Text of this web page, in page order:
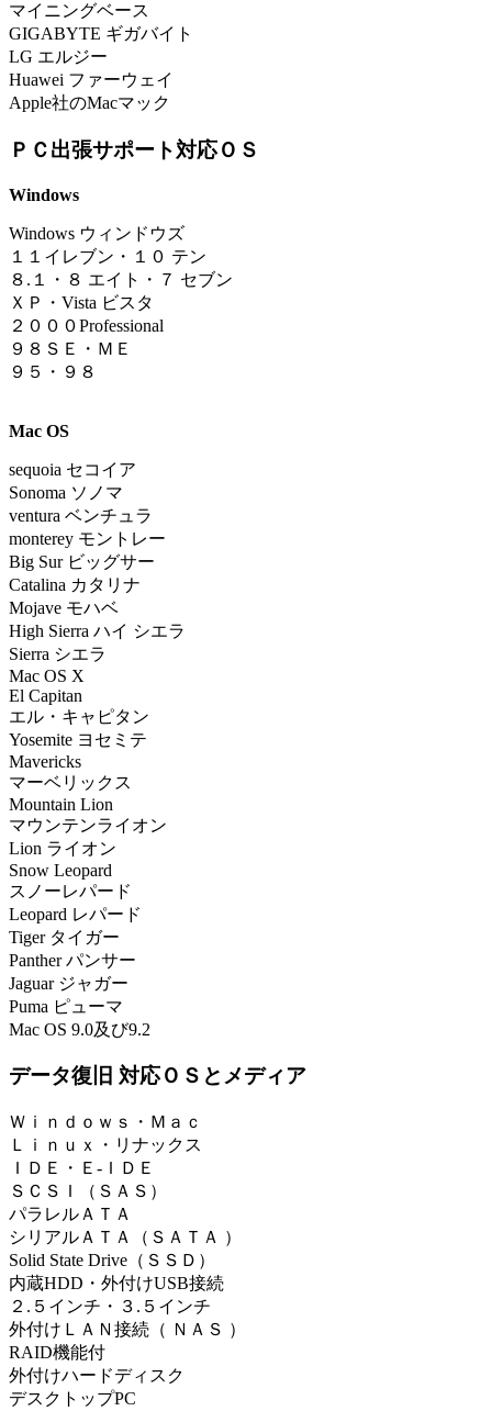
マイニングベース
GIGABYTE ギガバイト
LG エルジー
Huawei ファーウェイ
Apple社のMacマック
ＰＣ出張サポート対応ＯＳ
Windows
Windows ウィンドウズ
１
１イレブン ・ １０ テン
８.１
・ ８ エイト・７ セブン
ＸＰ・Vista ビスタ
２０００Professional
９８ＳＥ・ＭＥ
９５・９８
Mac OS
sequoia セコイア
Sonoma ソノマ
ventura ベンチュラ
monterey モントレー
Big Sur ビッグサー
Catalina カタリナ
Mojave モハベ
High Sierra ハイ シエラ
Sierra シエラ
Mac OS X
El Capitan
エル・キャピタン
Yosemite ヨセミテ
Mavericks
マーベリックス
Mountain Lion
マウンテンライオン
Lion ライオン
Snow Leopard
スノーレパード
Leopard レパード
Tiger タイガー
Panther パンサー
Jaguar ジャガー
Puma ピューマ
Mac OS 9.0及び9.2
データ復旧 対応ＯＳとメディア
Ｗｉｎｄｏｗｓ・Ｍａｃ
Ｌｉｎｕｘ・リナックス
ＩＤＥ・Ｅ-ＩＤＥ
ＳＣＳＩ（ＳＡＳ）
パラレルＡＴＡ
シリアルＡＴＡ（ＳＡＴＡ ）
Solid State Drive（ＳＳＤ）
内蔵HDD・外付けUSB接続
２.５インチ・３.５インチ
外付けＬＡＮ接続（ ＮＡＳ ）
RAID機能付
外付けハードディスク
デスクトップPC